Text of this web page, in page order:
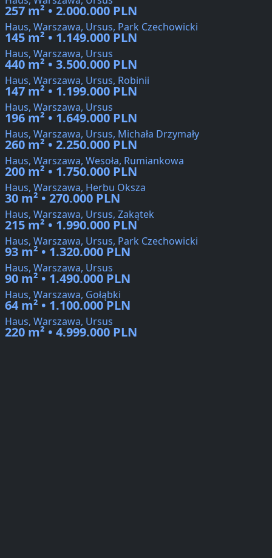
257 m² • 2.000.000 PLN
Haus, Warszawa, Ursus, Park Czechowicki
145 m² • 1.149.000 PLN
Haus, Warszawa, Ursus
440 m² • 3.500.000 PLN
Haus, Warszawa, Ursus, Robinii
147 m² • 1.199.000 PLN
Haus, Warszawa, Ursus
196 m² • 1.649.000 PLN
Haus, Warszawa, Ursus, Michała Drzymały
260 m² • 2.250.000 PLN
Haus, Warszawa, Wesoła, Rumiankowa
200 m² • 1.750.000 PLN
Haus, Warszawa, Herbu Oksza
30 m² • 270.000 PLN
Haus, Warszawa, Ursus, Zakątek
215 m² • 1.990.000 PLN
Haus, Warszawa, Ursus, Park Czechowicki
93 m² • 1.320.000 PLN
Haus, Warszawa, Ursus
90 m² • 1.490.000 PLN
Haus, Warszawa, Gołąbki
64 m² • 1.100.000 PLN
Haus, Warszawa, Ursus
220 m² • 4.999.000 PLN